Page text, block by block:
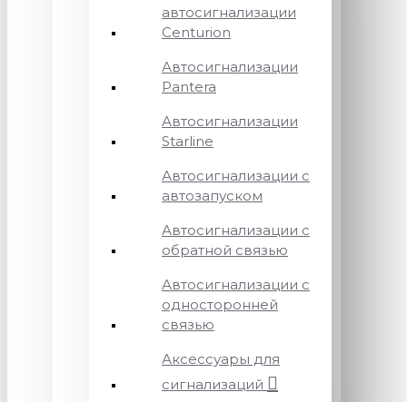
автосигнализации
Centurion
Автосигнализации
Pantera
Автосигнализации
Starline
Автосигнализации с
автозапуском
Автосигнализации с
обратной связью
Автосигнализации с
односторонней
связью
Аксессуары для
сигнализаций